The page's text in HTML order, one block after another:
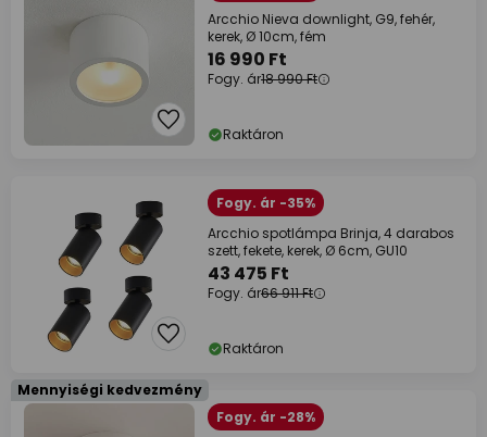
Arcchio Nieva downlight, G9, fehér,
kerek, Ø 10cm, fém
16 990 Ft
Fogy. ár18 990 Ft
Raktáron
Fogy. ár -35%
Arcchio spotlámpa Brinja, 4 darabos
szett, fekete, kerek, Ø 6cm, GU10
43 475 Ft
Fogy. ár66 911 Ft
Raktáron
Mennyiségi kedvezmény
Fogy. ár -28%